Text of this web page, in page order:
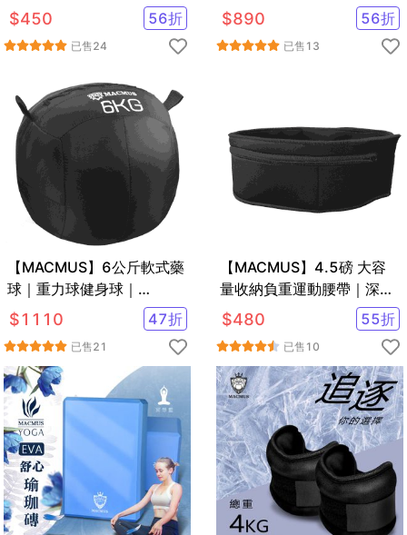
$450 56折
已售24
兩入裝
$890 56折
已售 13
【MACMUS】6公斤軟式藥
球｜重力球健身球｜
Medicine Ball
$1110 47折
已售21
【MACMUS】4.5磅 大容
量收納負重運動腰帶｜深海
藍
$480 55折
已售 10